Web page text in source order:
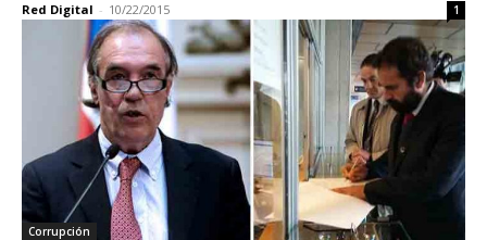
Red Digital - 10/22/2015 1
Corrupción